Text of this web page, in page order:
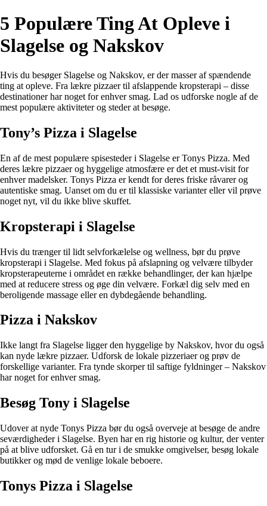
5 Populære Ting At Opleve i
Slagelse og Nakskov
Hvis du besøger Slagelse og Nakskov, er der masser af spændende
ting at opleve. Fra lækre pizzaer til afslappende kropsterapi – disse
destinationer har noget for enhver smag. Lad os udforske nogle af de
mest populære aktiviteter og steder at besøge.
Tony’s Pizza i Slagelse
En af de mest populære spisesteder i Slagelse er Tonys Pizza. Med
deres lækre pizzaer og hyggelige atmosfære er det et must-visit for
enhver madelsker. Tonys Pizza er kendt for deres friske råvarer og
autentiske smag. Uanset om du er til klassiske varianter eller vil prøve
noget nyt, vil du ikke blive skuffet.
Kropsterapi i Slagelse
Hvis du trænger til lidt selvforkælelse og wellness, bør du prøve
kropsterapi i Slagelse. Med fokus på afslapning og velvære tilbyder
kropsterapeuterne i området en række behandlinger, der kan hjælpe
med at reducere stress og øge din velvære. Forkæl dig selv med en
beroligende massage eller en dybdegående behandling.
Pizza i Nakskov
Ikke langt fra Slagelse ligger den hyggelige by Nakskov, hvor du også
kan nyde lækre pizzaer. Udforsk de lokale pizzeriaer og prøv de
forskellige varianter. Fra tynde skorper til saftige fyldninger – Nakskov
har noget for enhver smag.
Besøg Tony i Slagelse
Udover at nyde Tonys Pizza bør du også overveje at besøge de andre
seværdigheder i Slagelse. Byen har en rig historie og kultur, der venter
på at blive udforsket. Gå en tur i de smukke omgivelser, besøg lokale
butikker og mød de venlige lokale beboere.
Tonys Pizza i Slagelse